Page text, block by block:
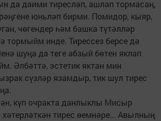
да даими тиресләп, ашлап тормасаң,
юньләп бирми. Помидор, кыяр,
чөгендер һәм башка түтәлләр
тормыйм инде. Тирессез берсе дә
шуңа да теге абзый бөтен яклап
Әлбәттә, эстетик яктан мин
сүзләр язамдыр, тик шул тирес
күп очракта данлыклы Мисыр
тирес өемнәре... Авылның